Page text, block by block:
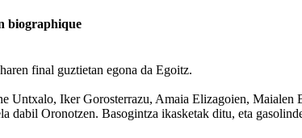
biographique
final guztietan egona da Egoitz.
Untxalo, Iker Gorosterrazu, Amaia Elizagoien, Maialen
dabil Oronotzen. Basogintza ikasketak ditu, eta